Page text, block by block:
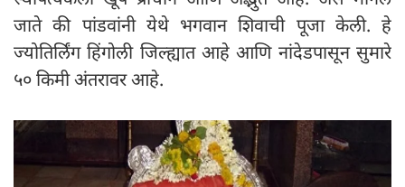
जाते की पांडवांनी येथे भगवान शिवाची पूजा केली. हे
ज्योतिर्लिंग हिंगोली जिल्ह्यात आहे आणि नांदेडपासून सुमारे
५० किमी अंतरावर आहे.